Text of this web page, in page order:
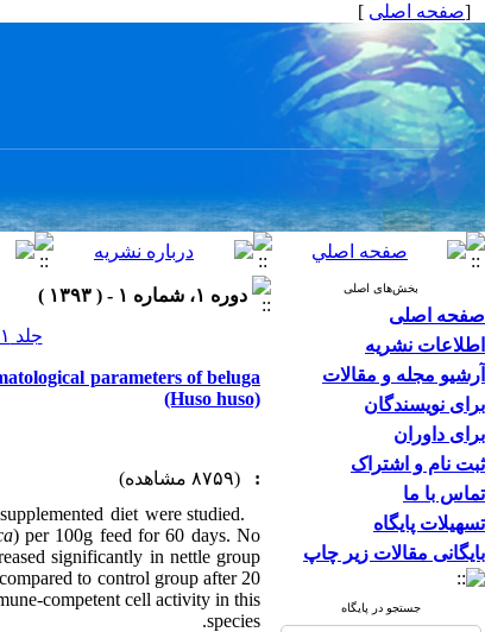
[صفحه اصلی ]
بخش‌های اصلی
صفحه اصلی
اطلاعات نشریه
آرشیو مجله و مقالات
برای نویسندگان
برای داوران
ثبت نام و اشتراک
تماس با ما
تسهیلات پایگاه
بایگانی مقالات زیر چاپ
جستجو در پایگاه
دوره ۱، شماره ۱ - ( ۱۳۹۳ )
جلد ۱ شماره ۱ صفحات ۶۹-۶۳
parameters of beluga
(Huso huso)
:
(۸۷۵۹ مشاهده)
diet were studied.
) per 100g feed for 60 days. No
significantly in nettle group
to control group after 20
competent cell activity in this
species.